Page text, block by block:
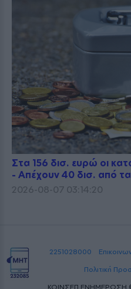
Στα 156 δισ. ευρώ οι
- Απέχουν 40 δισ. από
2026-08-07 03:14:20
2251028000
Πολιτική
ΚΟΙΝΣΕΠ ΕΝΗΜΕΡΩΣΗ ©